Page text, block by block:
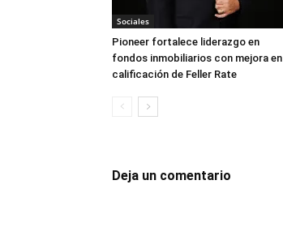
Sociales
Pioneer fortalece liderazgo en
fondos inmobiliarios con mejora en
calificación de Feller Rate
Deja un comentario